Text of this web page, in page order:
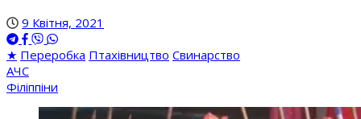
9 Квітня, 2021
★ Переробка Птахівництво Свинарство
АЧС
Філіппіни